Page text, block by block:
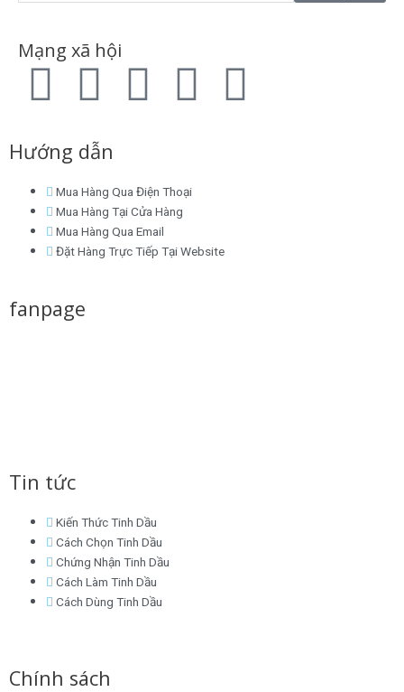
Mạng xã hội
F
a
c
e
b
o
T
w
i
t
t
L
n
k
e
I
s
t
a
P
Hướng dẫn
Mua Hàng Qua Điện Thoại
Mua Hàng Tại Cửa Hàng
Mua Hàng Qua Email
Đặt Hàng Trực Tiếp Tại Website
fanpage
Tin tức
Kiến Thức Tinh Dầu
Cách Chọn Tinh Dầu
Chứng Nhận Tinh Dầu
Cách Làm Tinh Dầu
Cách Dùng Tinh Dầu
Chính sách